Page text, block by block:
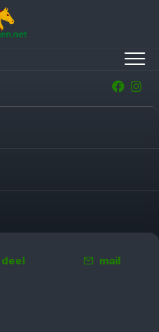
Aken
deel mail